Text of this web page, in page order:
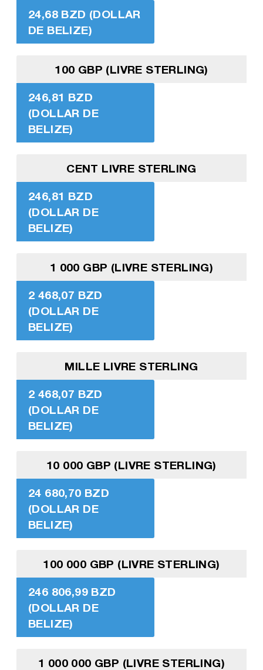
24,68 BZD (DOLLAR
DE BELIZE)
100 GBP (LIVRE STERLING)
246,81 BZD
(DOLLAR DE
BELIZE)
CENT LIVRE STERLING
246,81 BZD
(DOLLAR DE
BELIZE)
1 000 GBP (LIVRE STERLING)
2 468,07 BZD
(DOLLAR DE
BELIZE)
MILLE LIVRE STERLING
2 468,07 BZD
(DOLLAR DE
BELIZE)
10 000 GBP (LIVRE STERLING)
24 680,70 BZD
(DOLLAR DE
BELIZE)
100 000 GBP (LIVRE STERLING)
246 806,99 BZD
(DOLLAR DE
BELIZE)
1 000 000 GBP (LIVRE STERLING)